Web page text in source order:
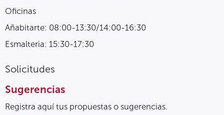
Oficinas
Añabitarte: 08:00-13:30/14:00-16:30
Esmalteria: 15:30-17:30
Solicitudes
Sugerencias
Registra aquí tus propuestas o sugerencias.